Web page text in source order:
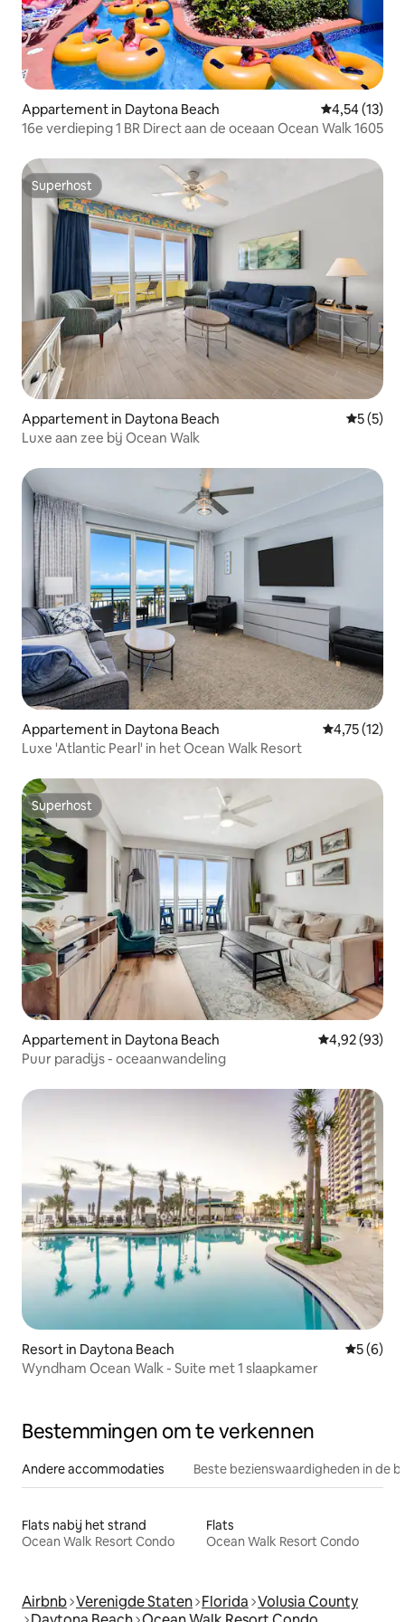
Appartement in Daytona Beach Gemiddelde
4,54 (13)
16e verdieping 1 BR Direct aan de oceaan Ocean Walk 1605
Superhost
Superhost
Appartement in Daytona Beach
5 (5)
Luxe aan zee bij Ocean Walk
Appartement in Daytona Beach Gemiddelde
4,75 (12)
Luxe 'Atlantic Pearl' in het Ocean Walk Resort
Superhost
Superhost
Appartement in Daytona Beach Gemiddelde
4,92 (93)
Puur paradijs - oceaanwandeling
Resort in Daytona Beach
5 (6)
Wyndham Ocean Walk - Suite met 1 slaapkamer
Bestemmingen om te verkennen
Andere accommodaties Beste bezienswaardigheden in de
Flats nabij het strand
Ocean Walk Resort Condo
Flats
Ocean Walk Resort Condo
Airbnb Verenigde Staten Florida Volusia County